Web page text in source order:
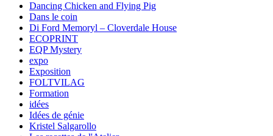
Dancing Chicken and Flying Pig
Dans le coin
Di Ford Memoryl – Cloverdale House
ECOPRINT
EQP Mystery
expo
Exposition
FOLTVILAG
Formation
idées
Idées de génie
Kristel Salgarollo